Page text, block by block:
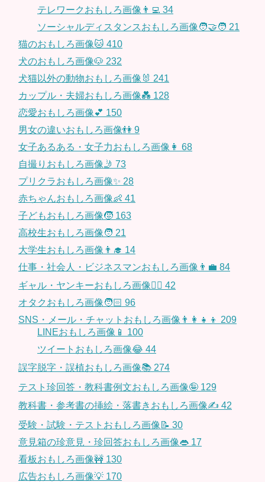
テレワークおもしろ画像👨‍💻 34
ソーシャルディスタンスおもしろ画像🧑‍🤝‍🧑 21
猫のおもしろ画像🐱 410
犬のおもしろ画像🐶 232
犬猫以外の動物おもしろ画像🐰 241
カップル・夫婦おもしろ画像💑 128
恋愛おもしろ画像💕 150
男女の違いおもしろ画像👫 9
女子あるある・女子力おもしろ画像👩 68
自撮りおもしろ画像🤳 73
プリクラおもしろ画像✨ 28
赤ちゃんおもしろ画像👶 41
子どもおもしろ画像🧒 163
高校生おもしろ画像🧑 21
大学生おもしろ画像👨‍🎓 14
仕事・社会人・ビジネスマンおもしろ画像👨‍💼 84
ギャル・ヤンキーおもしろ画像👱‍♀️ 42
オタクおもしろ画像🧑🏻 96
SNS・メール・チャットおもしろ画像👨‍👩‍👧‍👦 209
LINEおもしろ画像📱 100
ツイートおもしろ画像😂 44
誤字脱字・誤植おもしろ画像📚 274
テスト珍回答・教科書例文おもしろ画像🤪 129
教科書・参考書の挿絵・落書きおもしろ画像✍️ 42
受験・試験・テストおもしろ画像📝 30
意見箱の珍意見・珍回答おもしろ画像👄 17
看板おもしろ画像🚧 130
広告おもしろ画像💡 170